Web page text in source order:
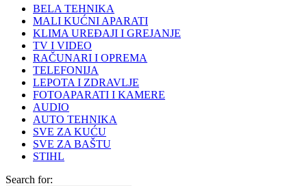
BELA TEHNIKA
MALI KUĆNI APARATI
KLIMA UREĐAJI I GREJANJE
TV I VIDEO
RAČUNARI I OPREMA
TELEFONIJA
LEPOTA I ZDRAVLJE
FOTOAPARATI I KAMERE
AUDIO
AUTO TEHNIKA
SVE ZA KUĆU
SVE ZA BAŠTU
STIHL
Search for: